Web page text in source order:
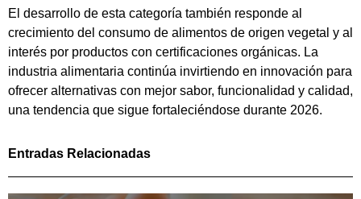
El desarrollo de esta categoría también responde al
crecimiento del consumo de alimentos de origen vegetal y al
interés por productos con certificaciones orgánicas. La
industria alimentaria continúa invirtiendo en innovación para
ofrecer alternativas con mejor sabor, funcionalidad y calidad,
una tendencia que sigue fortaleciéndose durante 2026.
Entradas Relacionadas